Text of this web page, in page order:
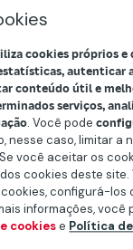
Nações
Agricultura,
está
Banco
água potável
da
é
cookies próprios e
autenticar
conteúdo útil e
serviços,
. Você pode
nesse caso, limitar a
você aceitar os
cookies deste site.
configurá-los
informações, você
cookiese Política